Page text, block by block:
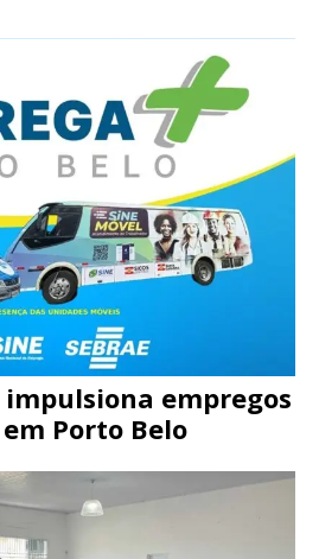
impulsiona empregos
Porto Belo